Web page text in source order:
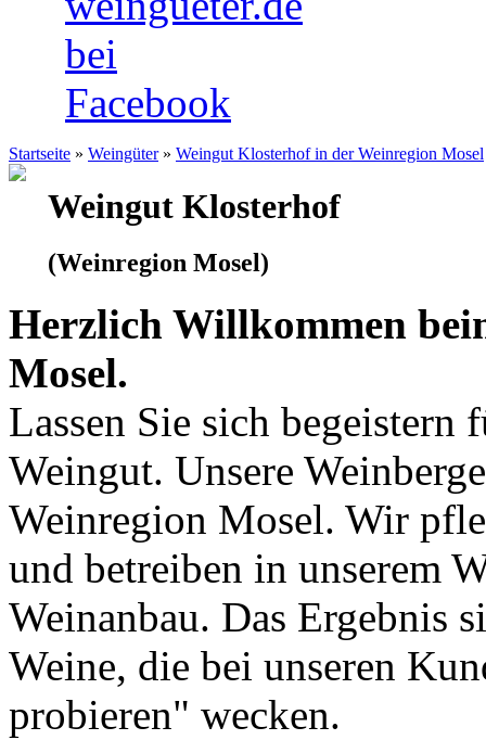
Startseite » Weingüter » Weingut Klosterhof in der Weinregion Mosel
Weingut Klosterhof
(Weinregion Mosel)
Herzlich Willkommen
Mosel.
Lassen Sie sich begeistern
Weingut. Unsere
Weinregion Mosel. Wir
und betreiben in unserem
Weinanbau. Das Ergebnis
Weine, die bei unseren
probieren" wecken.